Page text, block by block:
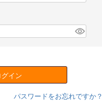
グイン
パスワードをお忘れですか？